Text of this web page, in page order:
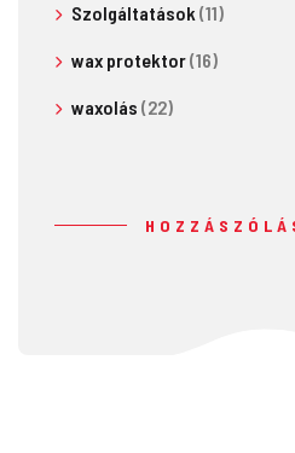
Szolgáltatások (11)
wax protektor(16)
waxolás (22)